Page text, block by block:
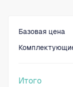
Базовая цена
Итого